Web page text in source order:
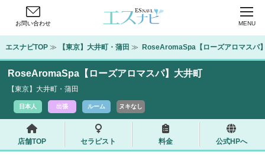
お問い合わせ MENU
エスナビTOP ≫ 【東京】大井町・蒲田 ≫ RoseAromaSpa【ローズアロマスパ
RoseAromaSpa【ローズアロマスパ】大井町
【東京】大井町・蒲田
日本人 出張 ルーム ヌキなし
店舗TOP セラピスト 料金 公式HPへ